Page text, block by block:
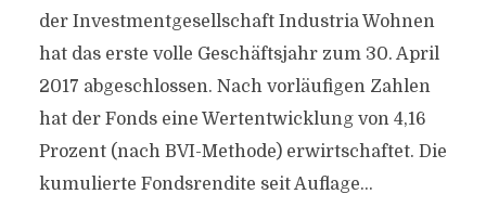
der Investmentgesellschaft Industria Wohnen
hat das erste volle Geschäftsjahr zum 30. April
2017 abgeschlossen. Nach vorläufigen Zahlen
hat der Fonds eine Wertentwicklung von 4,16
Prozent (nach BVI-Methode) erwirtschaftet. Die
kumulierte Fondsrendite seit Auflage...